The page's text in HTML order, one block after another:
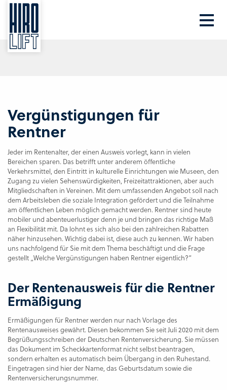
Vergünstigungen für
Rentner
Jeder im Rentenalter, der einen Ausweis vorlegt, kann in vielen
Bereichen sparen. Das betrifft unter anderem öffentliche
Verkehrsmittel, den Eintritt in kulturelle Einrichtungen wie Museen, den
Zugang zu vielen Sehenswürdigkeiten, Freizeitattraktionen, aber auch
Mitgliedschaften in Vereinen. Mit dem umfassenden Angebot soll nach
dem Arbeitsleben die soziale Integration gefördert und die Teilnahme
am öffentlichen Leben möglich gemacht werden. Rentner sind heute
mobiler und abenteuerlustiger denn je und bringen das richtige Maß
an Flexibilität mit. Da lohnt es sich also bei den zahlreichen Rabatten
näher hinzusehen. Wichtig dabei ist, diese auch zu kennen. Wir haben
uns nachfolgend für Sie mit dem Thema beschäftigt und die Frage
gestellt „Welche Vergünstigungen haben Rentner eigentlich?“
Der Rentenausweis für die Rentner
Ermäßigung
Ermäßigungen für Rentner werden nur nach Vorlage des
Rentenausweises gewährt. Diesen bekommen Sie seit Juli 2020 mit dem
Begrüßungsschreiben der Deutschen Rentenversicherung. Sie müssen
das Dokument im Scheckkartenformat nicht selbst beantragen,
sondern erhalten es automatisch beim Übergang in den Ruhestand.
Eingetragen sind hier der Name, das Geburtsdatum sowie die
Rentenversicherungsnummer.
Ihre PLZ